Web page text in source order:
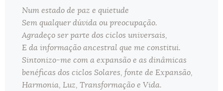
Num estado de paz e quietude
Sem qualquer dúvida ou preocupação.
Agradeço ser parte dos ciclos universais,
E da informação ancestral que me constitui.
Sintonizo-me com a expansão e as dinâmicas
benéficas dos ciclos Solares, fonte de Expansão,
Harmonia, Luz, Transformação e Vida.